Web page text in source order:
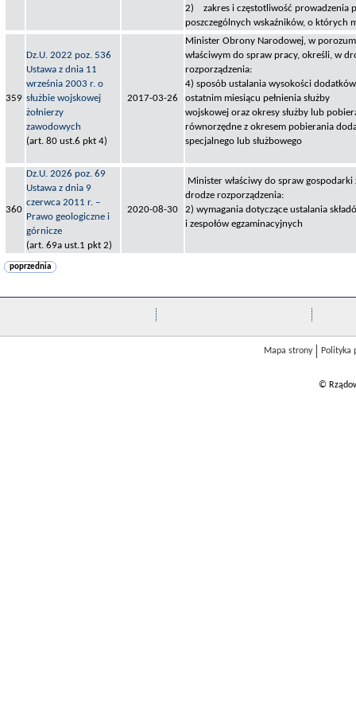
2) zakres i częstotliwość prowadzenia
poszczególnych wskaźników, o których
359
Dz.U. 2022 poz. 536
Ustawa z dnia 11
września 2003 r. o
służbie wojskowej
żołnierzy
zawodowych
(art. 80 ust.6 pkt 4)
2017-03-26
Minister Obrony Narodowej, w
właściwym do spraw pracy, określi, w
rozporządzenia:
4) sposób ustalania wysokości
ostatnim miesiącu pełnienia służby
wojskowej oraz okresy służby lub
równorzędne z okresem pobierania
specjalnego lub służbowego
360
Dz.U. 2026 poz. 69
Ustawa z dnia 9
czerwca 2011 r. –
Prawo geologiczne i
górnicze
(art. 69a ust.1 pkt 2)
2020-08-30
Minister właściwy do spraw gospodarki
drodze rozporządzenia:
2) wymagania dotyczące ustalania
i zespołów egzaminacyjnych
poprzednia
Mapa strony Polityka
©